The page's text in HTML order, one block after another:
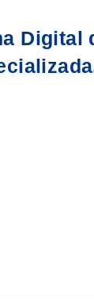
Digital